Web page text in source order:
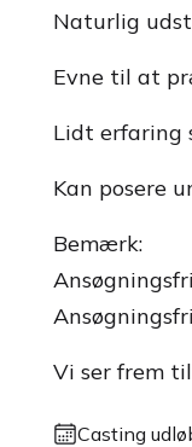
Naturlig
Evne til at
Lidt erfaring
Kan posere
Bemærk:
Vi ser frem
Casting